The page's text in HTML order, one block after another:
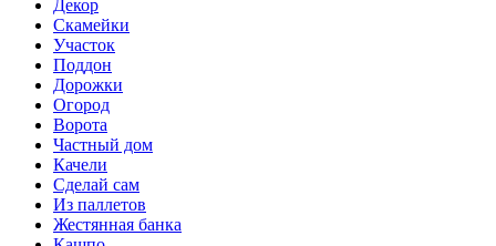
Декор
Скамейки
Участок
Поддон
Дорожки
Огород
Ворота
Частный дом
Качели
Сделай сам
Из паллетов
Жестянная банка